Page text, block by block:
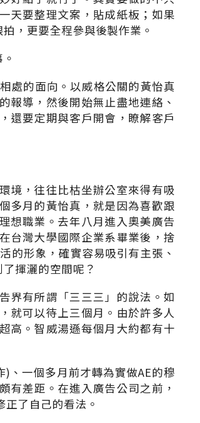
天要整理文案，貼成紙板；如果
，更要全程參與後製作業。
處的面向。以威格公關的黃怡真
報導，然後開始無止盡地連絡、
還要定期與客戶開會，瞭解客戶
境，往往比枯坐辦公室來得有吸
多月的黃怡真，就是因為喜歡跟
想職業。去年八月進入奧美廣告
台灣大學國際企業系畢業後，捨
的形象，確實容易吸引有主張、
揮灑的空間呢？
界有所謂「三三三」的說法。如
就可以待上三個月。由於許多人
高。智威湯遜每個月大約都有十
、一個多月前才轉為實做AE的穆
有差距。在進入廣告公司之前，
了自己的看法。